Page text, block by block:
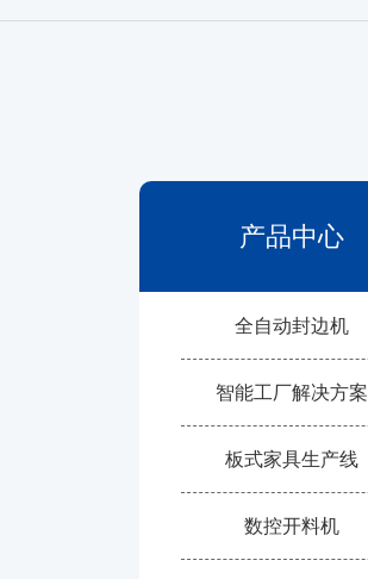
产品中心
全自动封边机
智能工厂解决方案
板式家具生产线
数控开料机